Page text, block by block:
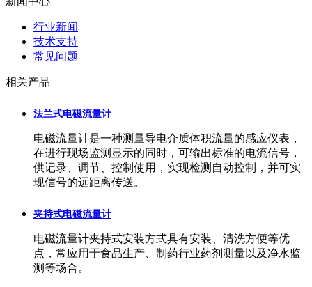
行业新闻
技术支持
常见问题
相关产品
法兰式电磁流量计
电磁流量计是一种测量导电介质体积流量的感应仪表，
在进行现场监测显示的同时，可输出标准的电流信号，
供记录、调节、控制使用，实现检测自动控制，并可实
现信号的远距离传送。
夹持式电磁流量计
电磁流量计夹持式安装方式具有安装、清洗方便等优
点，常应用于食品生产、制药行业药剂测量以及净水监
测等场合。